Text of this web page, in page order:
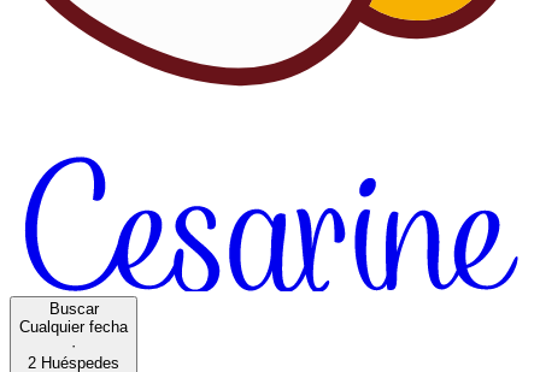
Buscar
Cualquier fecha
·
2 Huéspedes